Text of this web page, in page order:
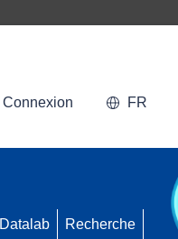
Connexion FR
Datalab Recherche